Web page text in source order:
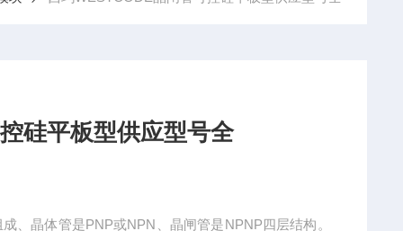
硅平板型供应型号全
、晶体管是PNP或NPN、晶闸管是NPNP四层结构。